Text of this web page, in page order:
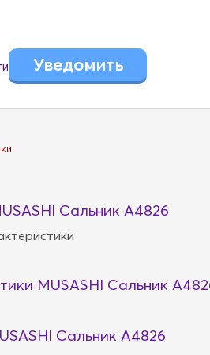
Сальник A4826
MUSASHI Сальник
Сальник A4826